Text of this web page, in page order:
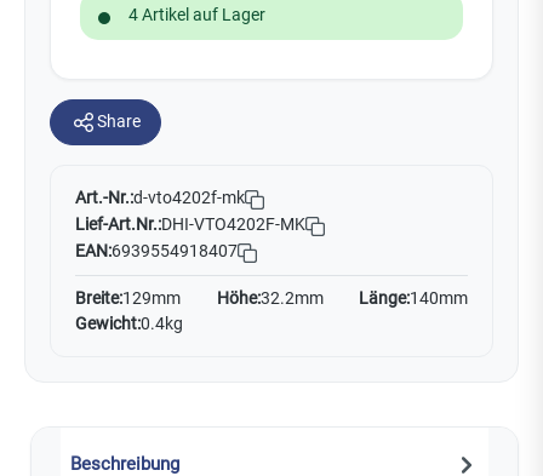
4 Artikel auf Lager
Share
Art.-Nr.:d-vto4202f-mk
Lief-Art.Nr.:DHI-VTO4202F-MK
EAN:6939554918407
Breite:129mm Höhe:32.2mm Länge:140mm
Gewicht:0.4kg
Beschreibung